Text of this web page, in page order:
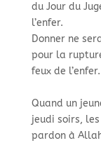
du Jour du
l’enfer.​
Donner ne
pour la
feux de l’enfer. ​
Quand un
jeudi soirs,
pardon à